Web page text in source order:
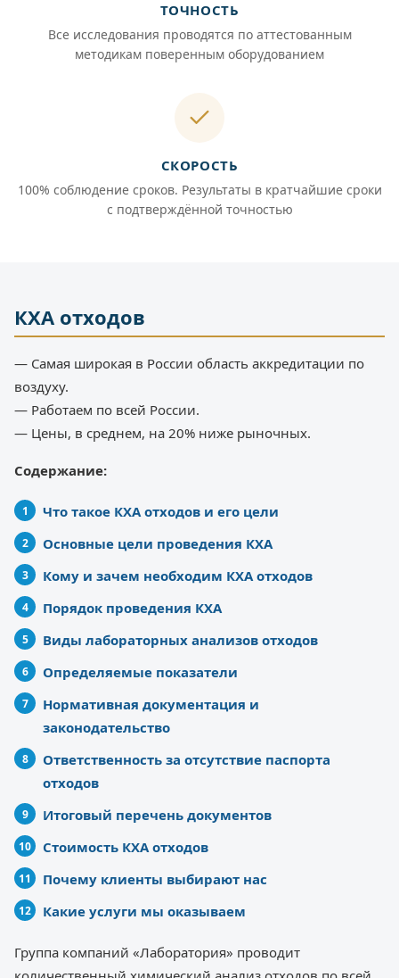
ТОЧНОСТЬ
Все исследования проводятся по аттестованным
методикам поверенным оборудованием
СКОРОСТЬ
100% соблюдение сроков. Результаты в кратчайшие сроки
с подтверждённой точностью
КХА отходов
— Самая широкая в России область аккредитации по
воздуху.
— Работаем по всей России.
— Цены, в среднем, на 20% ниже рыночных.
Содержание:
Что такое КХА отходов и его цели
Основные цели проведения КХА
Кому и зачем необходим КХА отходов
Порядок проведения КХА
Виды лабораторных анализов отходов
Определяемые показатели
Нормативная документация и
законодательство
Ответственность за отсутствие паспорта
отходов
Итоговый перечень документов
Стоимость КХА отходов
Почему клиенты выбирают нас
Какие услуги мы оказываем
Группа компаний «Лаборатория» проводит